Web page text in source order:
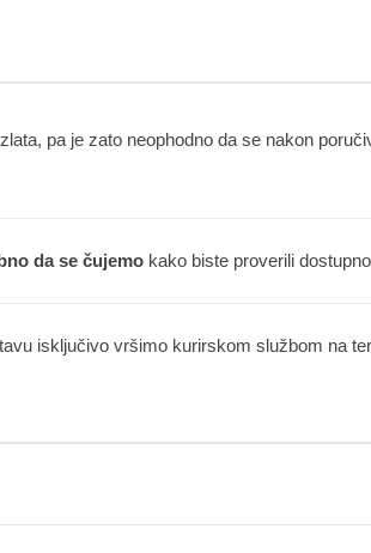
pa je zato neophodno da se nakon
da se čujemo kako biste proverili
isključivo vršimo kurirskom službom na